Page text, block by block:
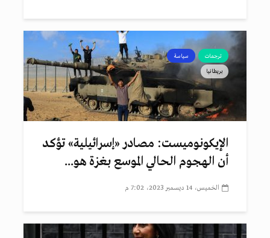
ترجمات سياسة
بريطانيا
الإيكونوميست: مصادر «إسرائيلية» تؤكد
أن الهجوم الحالي الموسع بغزة هو...
الخميس، 14 ديسمبر 2023، 7:02 م